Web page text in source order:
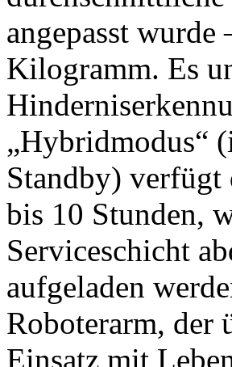
angepasst
Kilogramm. Es
„Hybridmodus“
Standby) verfügt
bis 10 Stunden,
Serviceschicht
aufgeladen
Roboterarm, der
Einsatz mit